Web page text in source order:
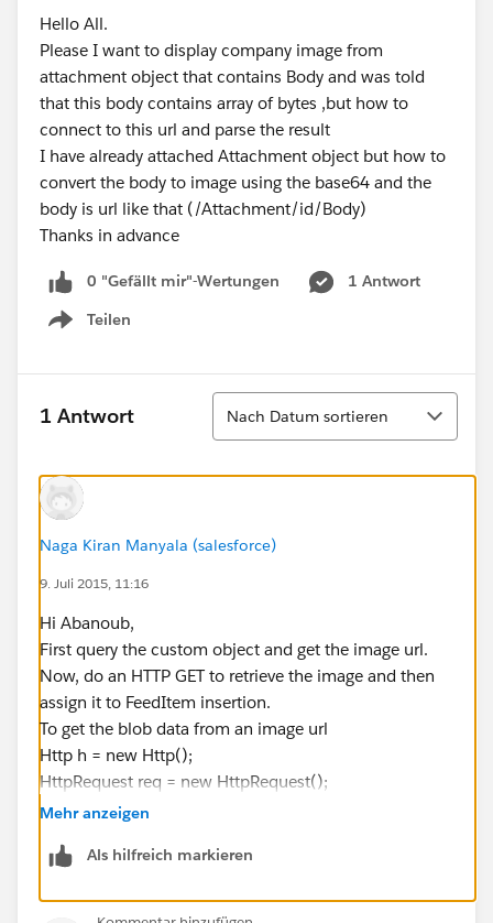
Hello All.
Please I want to display company image from
attachment object that contains Body and was told
that this body contains array of bytes ,but how to
connect to this url and parse the result
I have already attached Attachment object but how to
convert the body to image using the base64 and the
body is url like that (/Attachment/id/Body)
Thanks in advance
0 "Gefällt mir"-Wertungen
1 Antwort
Teilen
Show menu
1 Antwort
Sortieren
Nach Datum sortieren
Naga Kiran Manyala (salesforce)
9. Juli 2015, 11:16
Hi Abanoub,
First query the custom object and get the image url.
Now, do an HTTP GET to retrieve the image and then
assign it to FeedItem insertion.
To get the blob data from an image url
Http h = new Http();
HttpRequest req = new HttpRequest();
string firstImageURL =
firstImageURL = firstImageURL.replace(' ', '%20');
req.setMethod('GET');
Mehr anzeigen
Als hilfreich markieren